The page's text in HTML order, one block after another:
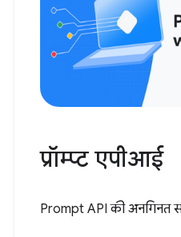
प्रॉम्प्ट एपीआई
Prompt API की अनगिनत